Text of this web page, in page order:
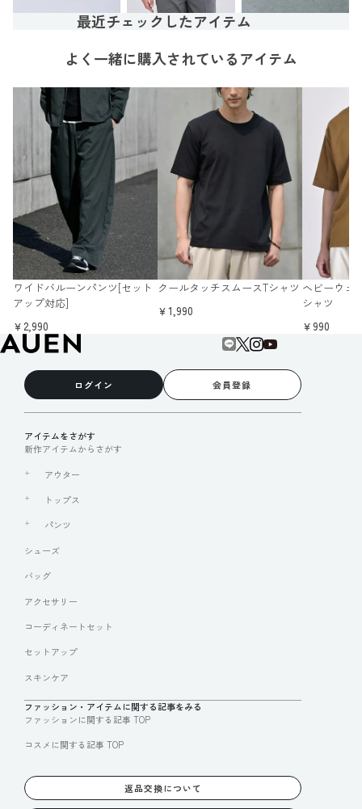
最近チェックしたアイテム
よく一緒に購入されているアイテム
ワイドバルーンパンツ[セット
アップ対応]
￥2,990
クールタッチスムースTシャツ
￥1,990
ヘビーウェ
シャツ
￥990
ログイン 会員登録
アイテムをさがす
新作アイテムからさがす
アウター
トップス
パンツ
シューズ
バッグ
アクセサリー
コーディネートセット
セットアップ
スキンケア
ファッション・アイテムに関する記事をみる
ファッションに関する記事 TOP
コスメに関する記事 TOP
返品交換について